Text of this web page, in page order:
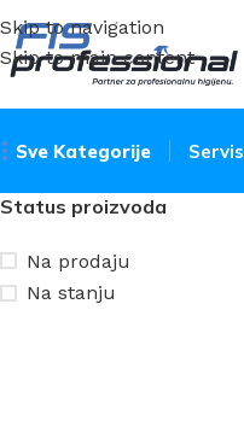
Skip to navigation
Skip to main content
Sve Kategorije Servis
Status proizvoda
Na prodaju
Na stanju